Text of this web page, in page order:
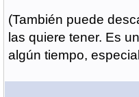
(También puede
las quiere tener. Es
algún tiempo,